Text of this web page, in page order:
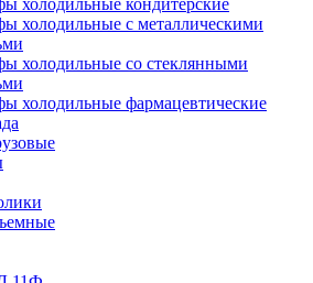
холодильные с металлическими
холодильные со стеклянными
холодильные фармацевтические